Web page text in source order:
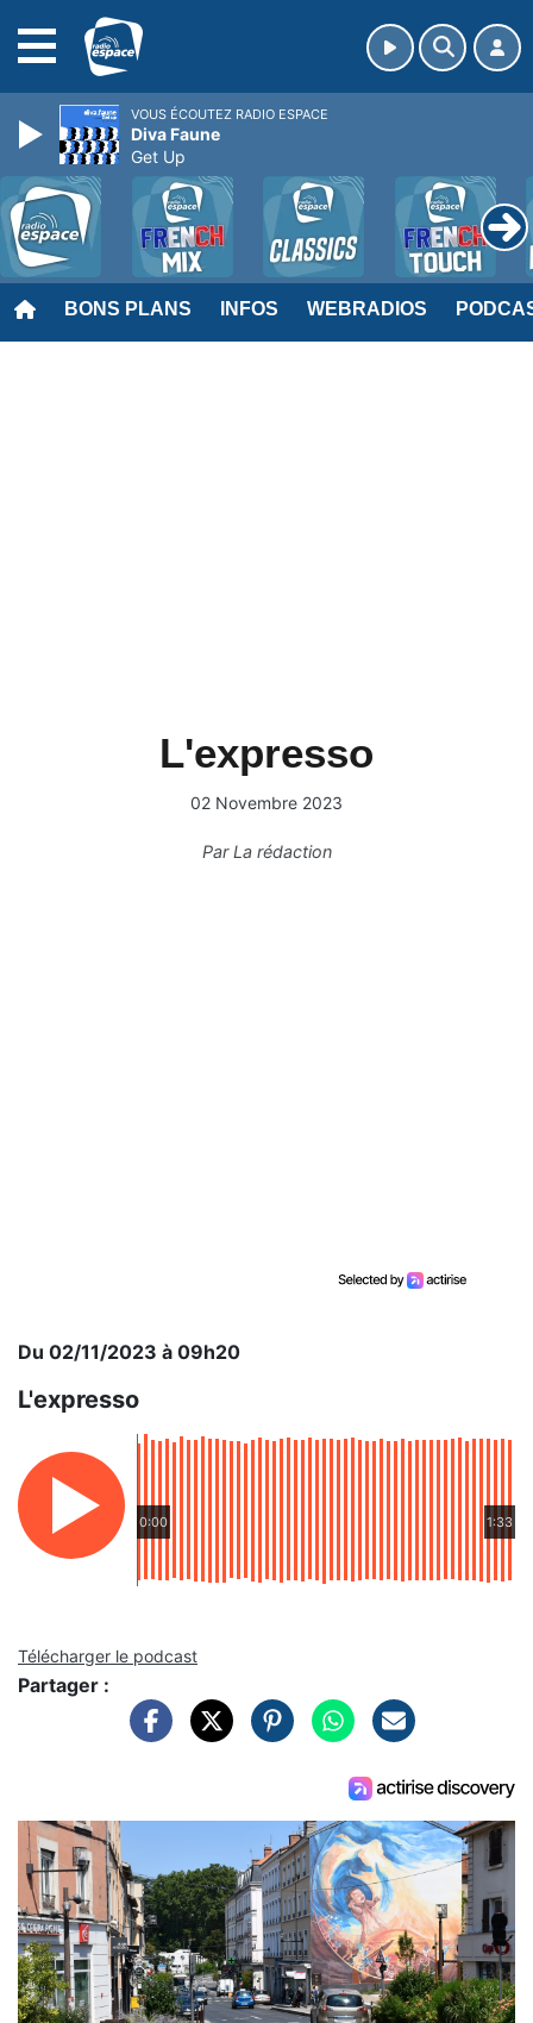
BONS PLANS INFOS WEBRADIOS
L'expresso
02 Novembre 2023
ParLa rédaction
Du 02/11/2023 à 09h20
L'expresso
0:00 1:33
Télécharger le podcast
Partager :
VOUS ÉCOUTEZ RADIO ESPACE
Diva Faune
Get Up